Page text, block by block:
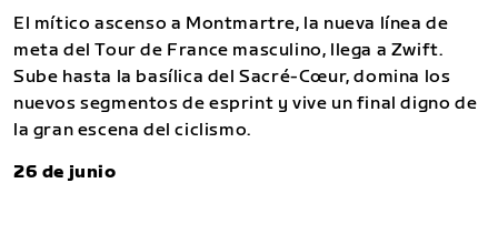
El mítico ascenso a Montmartre, la nueva línea de
meta del Tour de France masculino, llega a Zwift.
Sube hasta la basílica del Sacré-Cœur, domina los
nuevos segmentos de esprint y vive un final digno de
la gran escena del ciclismo.
26 de junio